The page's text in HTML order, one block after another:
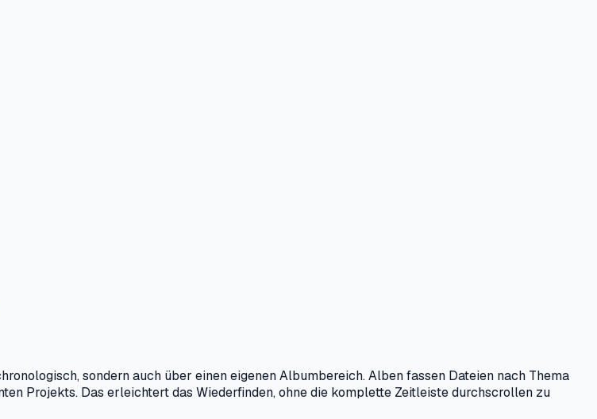
sondern auch über einen eigenen Albumbereich. Alben fassen Dateien nach Thema
Projekts. Das erleichtert das Wiederfinden, ohne die komplette Zeitleiste durchscrollen zu